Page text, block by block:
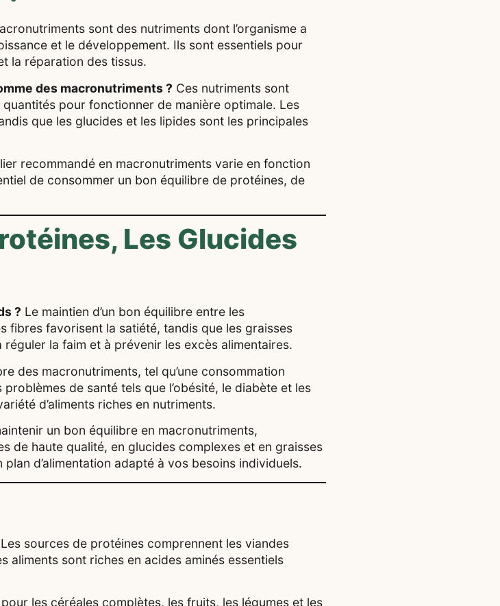
sont des nutriments dont l’organisme a
et le développement. Ils sont essentiels pour
la réparation des tissus.
des macronutriments ? Ces nutriments sont
pour fonctionner de manière optimale. Les
que les glucides et les lipides sont les principales
recommandé en macronutriments varie en fonction
de consommer un bon équilibre de protéines, de
Les Glucides
? Le maintien d’un bon équilibre entre les
fibres favorisent la satiété, tandis que les graisses
la faim et à prévenir les excès alimentaires.
des macronutriments, tel qu’une consommation
de santé tels que l’obésité, le diabète et les
d’aliments riches en nutriments.
un bon équilibre en macronutriments,
de haute qualité, en glucides complexes et en graisses
d’alimentation adapté à vos besoins individuels.
Les sources de protéines comprennent les viandes
aliments sont riches en acides aminés essentiels
les céréales complètes, les fruits, les légumes et les